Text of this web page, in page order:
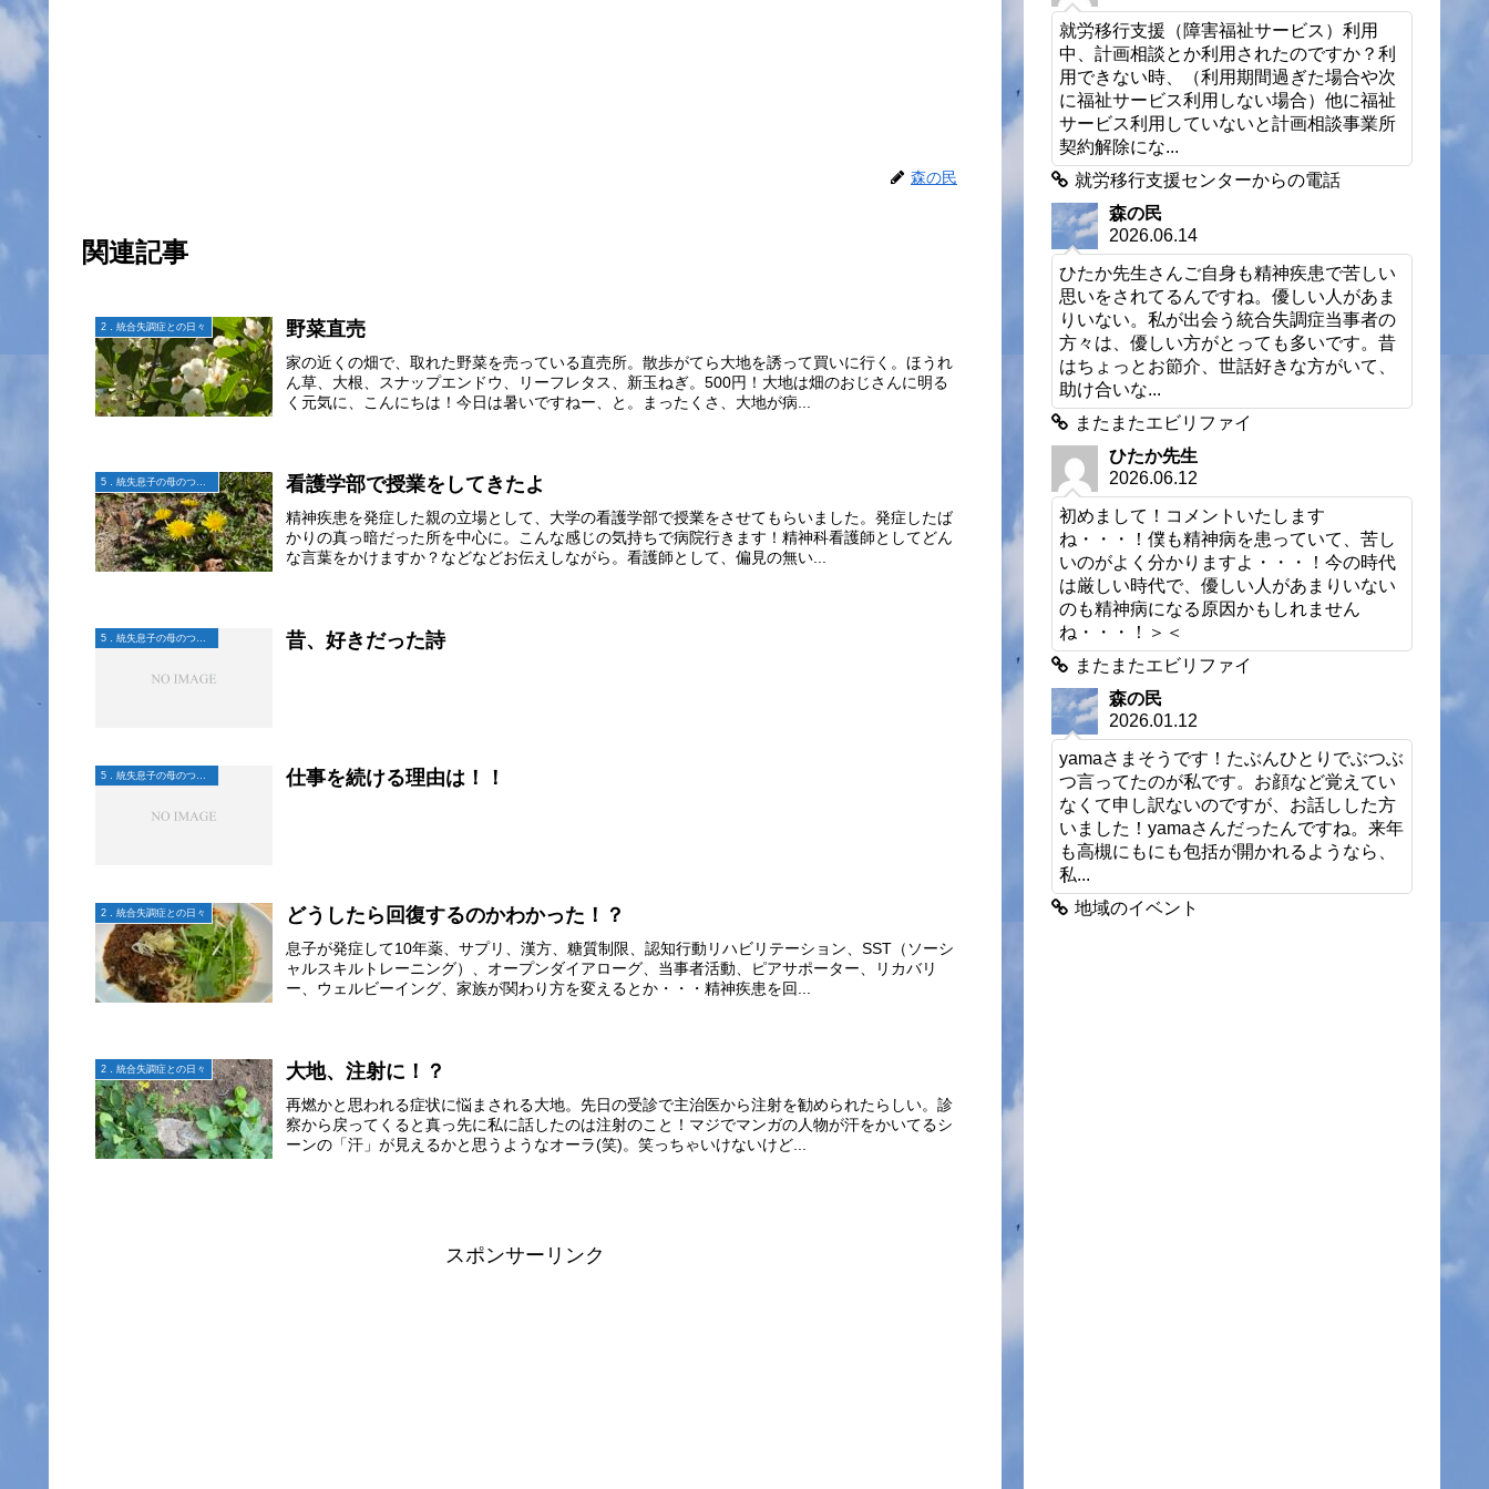
森の民
関連記事
2．統合失調症との日々 野菜直売
家の近くの畑で、取れた野菜を売っている直売所。散歩がてら大地を誘って買いに行く。ほうれ
ん草、大根、スナップエンドウ、リーフレタス、新玉ねぎ。500円！大地は畑のおじさんに明る
く元気に、こんにちは！今日は暑いですねー、と。まったくさ、大地が病...
5．統失息子の母のつぶやき 看護学部で授業をしてきたよ
精神疾患を発症した親の立場として、大学の看護学部で授業をさせてもらいました。発症したば
かりの真っ暗だった所を中心に。こんな感じの気持ちで病院行きます！精神科看護師としてどん
な言葉をかけますか？などなどお伝えしながら。看護師として、偏見の無い...
昔、好きだった詩
5．統失息子の母のつぶやき 仕事を続ける理由は！！
2．統合失調症との日々 どうしたら回復するのかわかった！？
息子が発症して10年薬、サプリ、漢方、糖質制限、認知行動リハビリテーション、SST（ソーシ
ャルスキルトレーニング）、オープンダイアローグ、当事者活動、ピアサポーター、リカバリ
ー、ウェルビーイング、家族が関わり方を変えるとか・・・精神疾患を回...
2．統合失調症との日々 大地、注射に！？
再燃かと思われる症状に悩まされる大地。先日の受診で主治医から注射を勧められたらしい。診
察から戻ってくると真っ先に私に話したのは注射のこと！マジでマンガの人物が汗をかいてるシ
ーンの「汗」が見えるかと思うようなオーラ(笑)。笑っちゃいけないけど...
スポンサーリンク
就労移行支援（障害福祉サービス）利用
中、計画相談とか利用されたのですか？利
用できない時、（利用期間過ぎた場合や次
に福祉サービス利用しない場合）他に福祉
サービス利用していないと計画相談事業所
契約解除にな...
就労移行支援センターからの電話
森の民
2026.06.14
ひたか先生さんご自身も精神疾患で苦しい
思いをされてるんですね。優しい人があま
りいない。私が出会う統合失調症当事者の
方々は、優しい方がとっても多いです。昔
はちょっとお節介、世話好きな方がいて、
助け合いな...
またまたエビリファイ
ひたか先生
2026.06.12
初めまして！コメントいたします
ね・・・！僕も精神病を患っていて、苦し
いのがよく分かりますよ・・・！今の時代
は厳しい時代で、優しい人があまりいない
のも精神病になる原因かもしれません
ね・・・！＞＜
またまたエビリファイ
森の民
2026.01.12
yamaさまそうです！たぶんひとりでぶつぶ
つ言ってたのが私です。お顔など覚えてい
なくて申し訳ないのですが、お話しした方
いました！yamaさんだったんですね。来年
も高槻にもにも包括が開かれるようなら、
私...
地域のイベント